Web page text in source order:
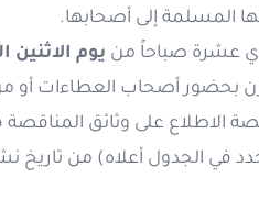
المسلمة إلى أصحابها.
عشرة صباحاً من يوم الاثنين
بحضور أصحاب العطاءات
الاطلاع على وثائق المناقصة
في الجدول أعلاه) من تاريخ